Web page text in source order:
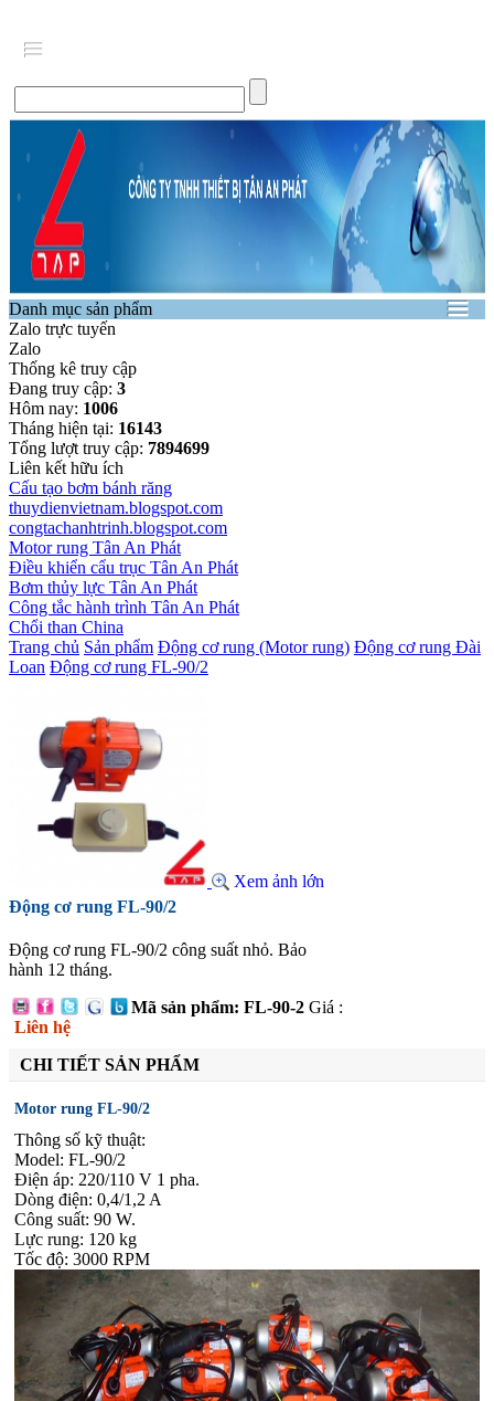
Danh mục sản phẩm
Zalo trực tuyến
Zalo
Thống kê truy cập
Đang truy cập: 3
Hôm nay: 1006
Tháng hiện tại: 16143
Tổng lượt truy cập: 7894699
Liên kết hữu ích
Cấu tạo bơm bánh răng
thuydienvietnam.blogspot.com
congtachanhtrinh.blogspot.com
Motor rung Tân An Phát
Điều khiển cẩu trục Tân An Phát
Bơm thủy lực Tân An Phát
Công tắc hành trình Tân An Phát
Chổi than China
Trang chủ Sản phẩm Động cơ rung (Motor rung) Động cơ rung Đài
Loan Động cơ rung FL-90/2
Xem ảnh lớn
Động cơ rung FL-90/2
Động cơ rung FL-90/2 công suất nhỏ. Bảo
hành 12 tháng.
Mã sản phẩm: FL-90-2 Giá :
Liên hệ
CHI TIẾT SẢN PHẨM
Motor rung FL-90/2
Thông số kỹ thuật:
Model: FL-90/2
Điện áp: 220/110 V 1 pha.
Dòng điện: 0,4/1,2 A
Công suất: 90 W.
Lực rung: 120 kg
Tốc độ: 3000 RPM